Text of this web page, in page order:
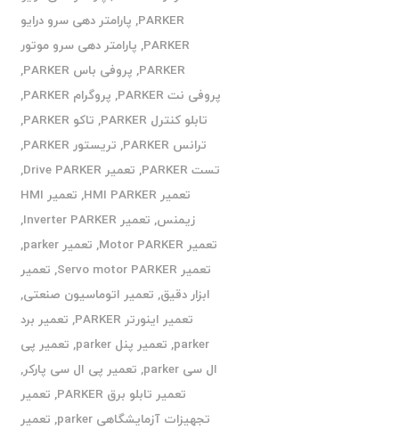
PARKER
, پارامتر دهی سرو درایو
PARKER
, پارامتر دهی سرو موتور
PARKER
, پروفی باس PARKER
,
پروفی نت PARKER
, پروگرام PARKER
,
تابلو کنترل PARKER
, تاکو PARKER
,
ترانس PARKER
, تریستور PARKER
,
تست PARKER
, تعمیر Drive PARKER
,
تعمیر HMI PARKER
,
تعمیر HMI
زیمنس, تعمیر Inverter PARKER
,
تعمیر Motor PARKER
, تعمیر parker
,
تعمیر Servo motor PARKER
, تعمیر
ابزار دقیق, تعمیر اتوماسیون صنعتی,
تعمیر اینورتر PARKER
, تعمیر برد
parker
, تعمیر پنل parker , تعمیر پی
ال سی parker
, تعمیر پی ال سی پارکر,
تعمیر تابلو برق PARKER
, تعمیر
تجهیزات آزمایشگاهی parker
, تعمیر